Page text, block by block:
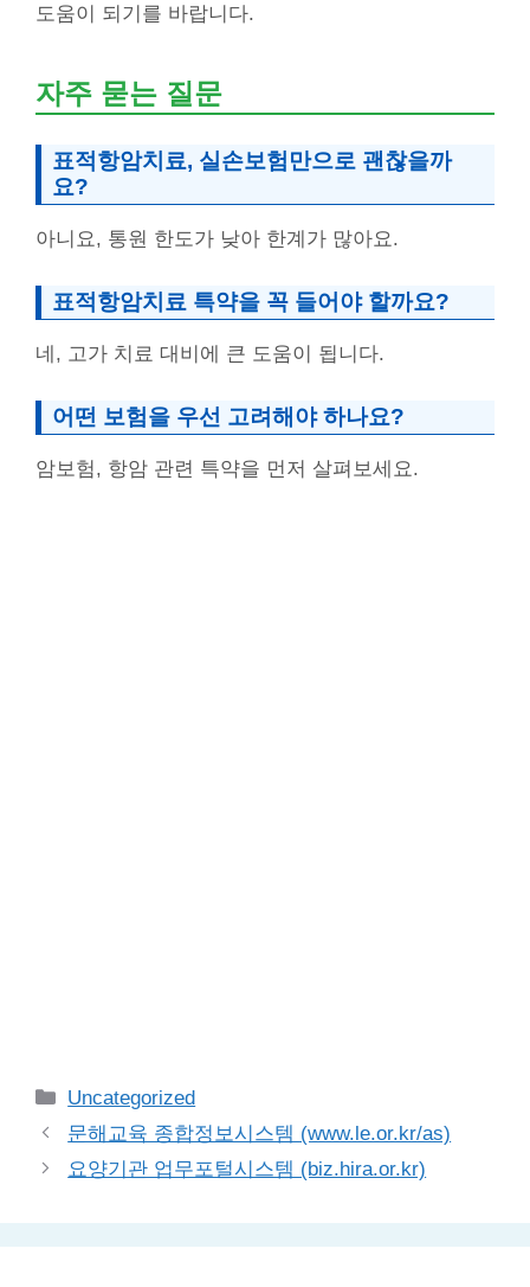
도움이 되기를 바랍니다.
자주 묻는 질문
표적항암치료, 실손보험만으로 괜찮을까
요?
아니요, 통원 한도가 낮아 한계가 많아요.
표적항암치료 특약을 꼭 들어야 할까요?
네, 고가 치료 대비에 큰 도움이 됩니다.
어떤 보험을 우선 고려해야 하나요?
암보험, 항암 관련 특약을 먼저 살펴보세요.
Categories
Uncategorized
문해교육 종합정보시스템 (www.le.or.kr/as)
요양기관 업무포털시스템 (biz.hira.or.kr)